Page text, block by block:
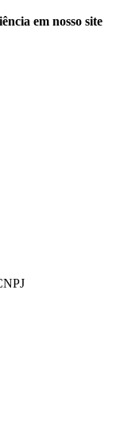
em nosso site